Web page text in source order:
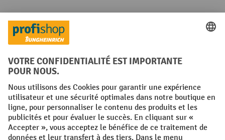
Réseaux sociaux
Facebook
YouTube
LinkedInInstagram
Conditions générales Mentions légales
Protection des Données Politique de cookies
All prices excl. VAT plusshipping costsand possible delivery charges,